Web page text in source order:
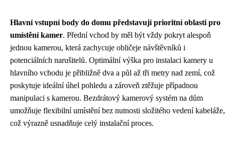
Hlavní vstupní body do domu představují prioritní oblasti pro
umístění kamer. Přední vchod by měl být vždy pokryt alespoň
jednou kamerou, která zachycuje obličeje návštěvníků i
potenciálních narušitelů. Optimální výška pro instalaci kamery u
hlavního vchodu je přibližně dva a půl až tři metry nad zemí, což
poskytuje ideální úhel pohledu a zároveň ztěžuje případnou
manipulaci s kamerou. Bezdrátový kamerový systém na dům
umožňuje flexibilní umístění bez nutnosti složitého vedení kabeláže,
což výrazně usnadňuje celý instalační proces.